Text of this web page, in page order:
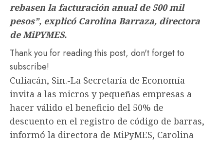
rebasen la facturación anual de 500 mil
pesos”, explicó Carolina Barraza, directora
de MiPYMES.
Thank you for reading this post, don't forget to
subscribe!
Culiacán, Sin.-La Secretaría de Economía
invita a las micros y pequeñas empresas a
hacer válido el beneficio del 50% de
descuento en el registro de código de barras,
informó la directora de MiPyMES, Carolina